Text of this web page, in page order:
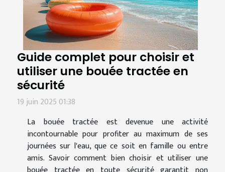
Guide complet pour choisir et
utiliser une bouée tractée en
sécurité
19 juin 2025 01:38
La bouée tractée est devenue une activité
incontournable pour profiter au maximum de ses
journées sur l'eau, que ce soit en famille ou entre
amis. Savoir comment bien choisir et utiliser une